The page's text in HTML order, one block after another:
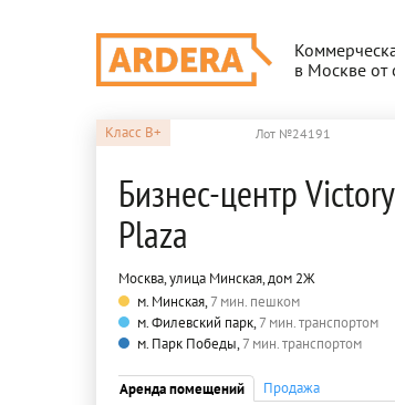
в Москве от
Класс B+ Лот №24191
Бизнес-центр
Plaza
Москва, улица Минская, дом 2Ж
м. Минская,7 мин. пешком
м. Филевский парк,7 мин. транспортом
м. Парк Победы,7 мин. транспортом
Аренда помещений
Продажа